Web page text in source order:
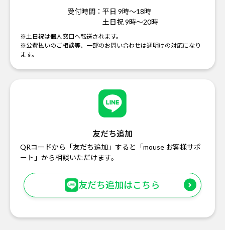
受付時間： 平日 9時～18時
土日祝 9時～20時
※土日祝は個人窓口へ転送されます。
※公費払いのご相談等、一部のお問い合わせは週明けの対応になり
ます。
友だち追加
QRコードから「友だち追加」すると「mouse お客様サポ
ート」から相談いただけます。
友だち追加はこちら